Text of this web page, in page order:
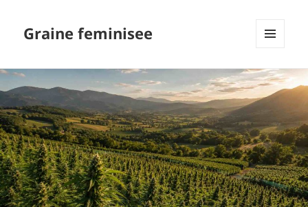
Graine feminisee
WIDGETS